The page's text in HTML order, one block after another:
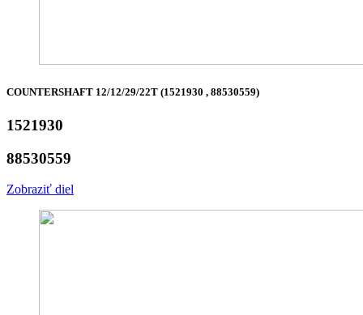
COUNTERSHAFT 12/12/29/22T (1521930 , 88530559)
1521930
88530559
Zobraziť diel